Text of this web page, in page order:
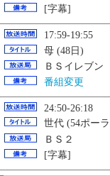
[字幕]
17:59-19:55
母 (48日)
ＢＳイレブン
番組変更
24:50-26:18
世代 (54ポー
ＢＳ２
[字幕]